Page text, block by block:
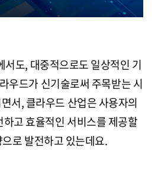
서도, 대중적으로도 일상적인 기
우드가 신기술로써 주목받는 시
서, 클라우드 산업은 사용자의
하고 효율적인 서비스를 제공할
로 발전하고 있는데요.